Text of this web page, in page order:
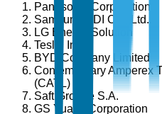
Panasonic Corporation
Samsung SDI Co., Ltd.
LG Energy Solution
Tesla, Inc.
BYD Company Limited
Contemporary Amperex
(CATL)
Saft Groupe S.A.
GS Yuasa Corporation